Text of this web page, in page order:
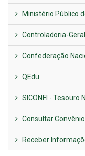
Ministério Público
Controladoria-
Confederação
QEdu
SICONFI - Tesouro
Consultar
Receber